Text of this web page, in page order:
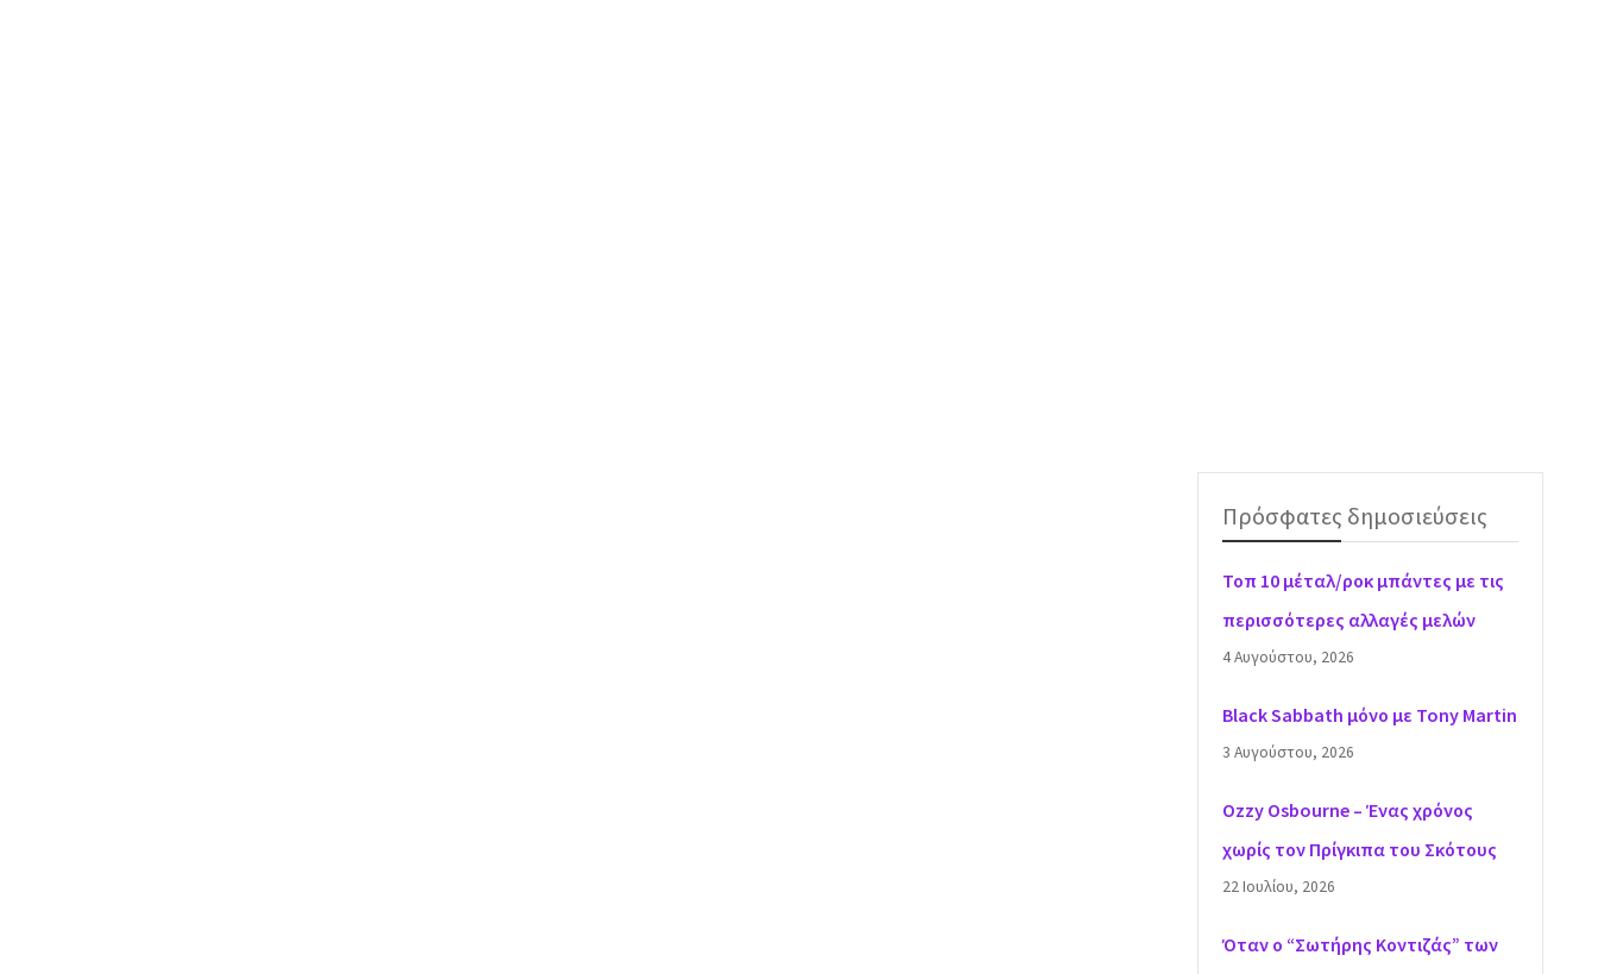
Πρόσφατες δημοσιεύσεις
Τοπ 10 μέταλ/ροκ μπάντες με τις
περισσότερες αλλαγές μελών
4 Αυγούστου, 2026
Black Sabbath μόνο με Tony Martin
3 Αυγούστου, 2026
Ozzy Osbourne – Ένας χρόνος
χωρίς τον Πρίγκιπα του Σκότους
22 Ιουλίου, 2026
Όταν ο “Σωτήρης Κοντιζάς” των